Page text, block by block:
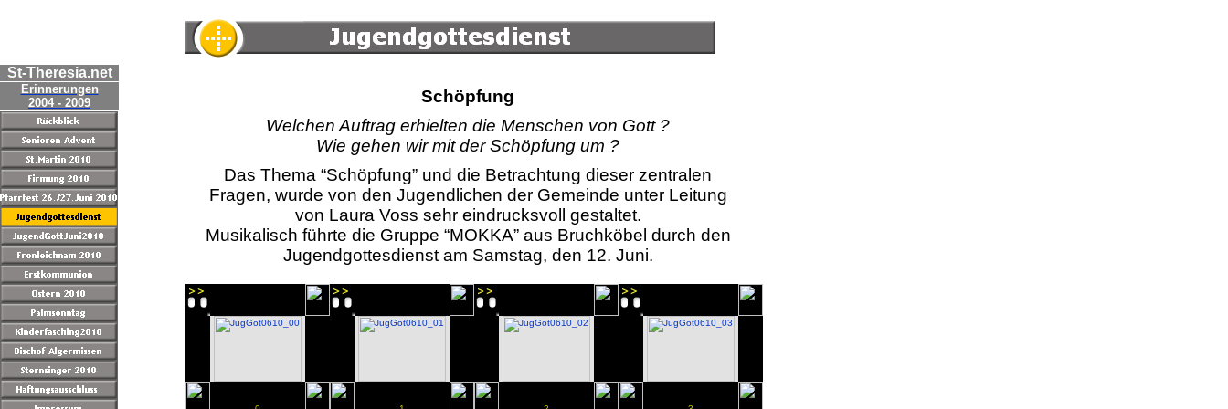
St-Theresia.net
Erinnerungen
2004 - 2009
Schöpfung
Welchen Auftrag erhielten die Menschen von Gott ?
Wie gehen wir mit der Schöpfung um ?
Das Thema “Schöpfung” und die Betrachtung dieser zentralen
Fragen, wurde von den Jugendlichen der Gemeinde unter Leitung
von Laura Voss sehr eindrucksvoll gestaltet.
Musikalisch führte die Gruppe “MOKKA” aus Bruchköbel durch den
Jugendgottesdienst am Samstag, den 12. Juni.